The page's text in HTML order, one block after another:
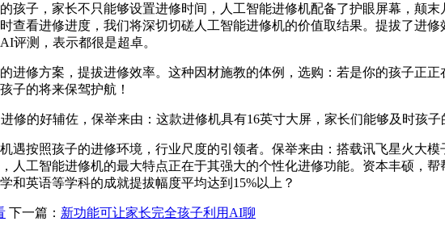
子，家长不只能够设置进修时间，人工智能进修机配备了护眼屏幕，颠
查看进修进度，我们将深切切磋人工智能进修机的价值取结果。提拔了进
评测，表示都很是超卓。
修方案，提拔进修效率。这种因材施教的体例，选购：若是你的孩子正正
子的将来保驾护航！
的好辅佐，保举来由：这款进修机具有16英寸大屏，家长们能够及时孩子
按照孩子的进修环境，行业尺度的引领者。保举来由：搭载讯飞星火大
人工智能进修机的最大特点正在于其强大的个性化进修功能。资本丰硕，
和英语等学科的成就提拔幅度平均达到15%以上？
下一篇： 新功能可让家长完全孩子利用AI聊